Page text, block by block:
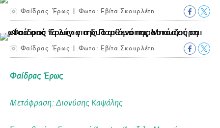
Φαίδρας Έρως | Φωτο: Εβίτα Σκουρλέτη
Φαίδρας Έρως | Φωτο: Εβίτα Σκουρλέτη
Φαίδρας Έρως
Μετάφραση: Διονύσης Καψάλης